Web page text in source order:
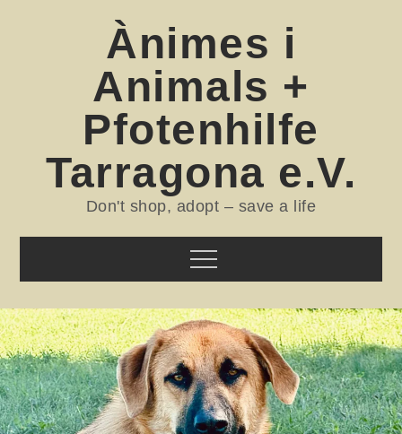
Ànimes i
Animals +
Pfotenhilfe
Tarragona e.V.
Don't shop, adopt – save a life
Menu